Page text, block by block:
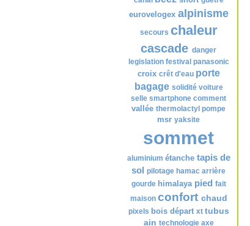
eurovelogex alpinisme
secours chaleur
cascade danger
legislation festival panasonic
croix crêt d'eau porte
bagage solidité voiture
selle smartphone comment
vallée thermolactyl pompe
msr yaksite
sommet
aluminium étanche tapis de
sol pilotage hamac arrière
gourde himalaya pied fait
maison confort chaud
pixels bois départ xt tubus
ain technologie axe